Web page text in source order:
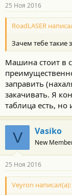
25 Ноя 2016
RoadLASER
Зачем тебе такие
Машина стоит в
заправить
закачивать. Я
таблица есть, но
V Vasiko
New
25 Ноя 2016
Veyron написал(а):